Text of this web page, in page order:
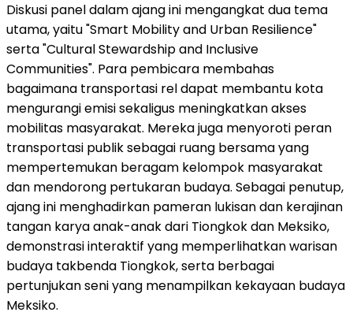
Diskusi panel dalam ajang ini mengangkat dua tema
utama, yaitu "Smart Mobility and Urban Resilience"
serta "Cultural Stewardship and Inclusive
Communities". Para pembicara membahas
bagaimana transportasi rel dapat membantu kota
mengurangi emisi sekaligus meningkatkan akses
mobilitas masyarakat. Mereka juga menyoroti peran
transportasi publik sebagai ruang bersama yang
mempertemukan beragam kelompok masyarakat
dan mendorong pertukaran budaya. Sebagai penutup,
ajang ini menghadirkan pameran lukisan dan kerajinan
tangan karya anak-anak dari Tiongkok dan Meksiko,
demonstrasi interaktif yang memperlihatkan warisan
budaya takbenda Tiongkok, serta berbagai
pertunjukan seni yang menampilkan kekayaan budaya
Meksiko.